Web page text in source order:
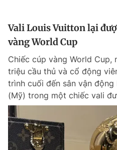
Chuyên mục khác
Chào ngày mới
Tin thị trường
Thông tin tài khoản
Đổi mật khẩu
Tin đã lưu
Tin đã xem
Vali Louis Vuitton lại
vàng World Cup
Chiếc cúp vàng World Cup,
triệu cầu thủ và cổ động
trình cuối đến sân vận
(Mỹ) trong một chiếc vali